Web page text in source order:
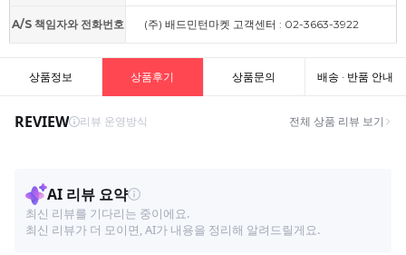
A/S 책임자와 전화번호 (주) 배드민턴마켓 고객센터 : 02-3663-3922
상품정보 상품후기 상품문의 배송 · 반품 안내